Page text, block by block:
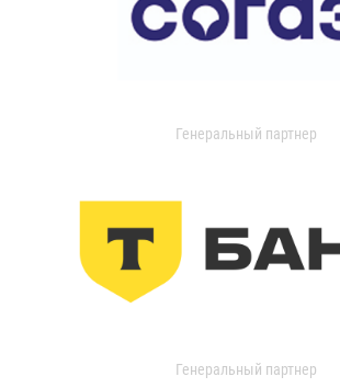
Генеральный партнер
Генеральный партнер